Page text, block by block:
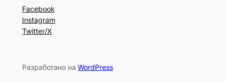
Facebook
Instagram
Twitter/X
Разработано на WordPress